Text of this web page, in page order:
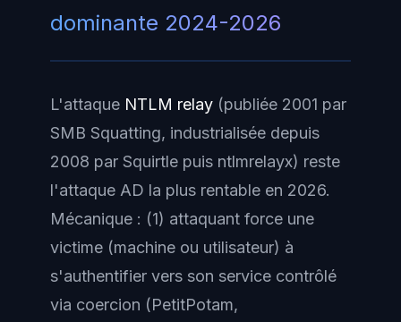
dominante 2024-2026
L'attaque NTLM relay (publiée 2001 par
SMB Squatting, industrialisée depuis
2008 par Squirtle puis ntlmrelayx) reste
l'attaque AD la plus rentable en 2026.
Mécanique : (1) attaquant force une
victime (machine ou utilisateur) à
s'authentifier vers son service contrôlé
via coercion (PetitPotam,